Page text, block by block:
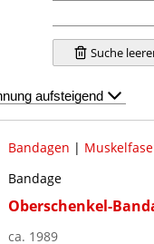
Suche
Bandagen |
Bandage
Oberschenkel-
ca. 1989